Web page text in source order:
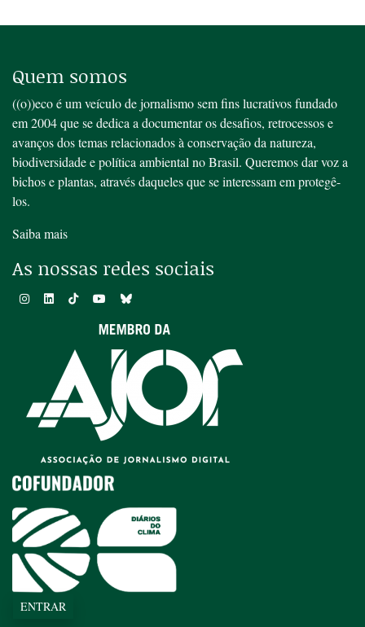
Quem somos
((o))eco é um veículo de jornalismo sem fins lucrativos fundado
em 2004 que se dedica a documentar os desafios, retrocessos e
avanços dos temas relacionados à conservação da natureza,
biodiversidade e política ambiental no Brasil. Queremos dar voz a
bichos e plantas, através daqueles que se interessam em protegê-
los.
Saiba mais
As nossas redes sociais
ENTRAR